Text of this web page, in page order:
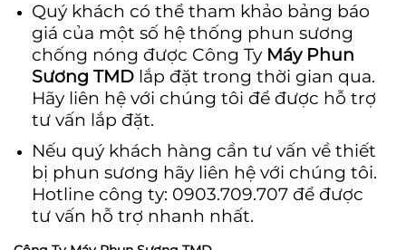
Quý khách có thể tham khảo bảng báo
giá của một số hệ thống phun sương
chống nóng được Công Ty Máy Phun
Sương TMD lắp đặt trong thời gian qua.
Hãy liên hệ với chúng tôi để được hỗ trợ
tư vấn lắp đặt.
Nếu quý khách hàng cần tư vấn về thiết
bị phun sương hãy liên hệ với chúng tôi.
Hotline công ty: 0903.709.707 để được
tư vấn hỗ trợ nhanh nhất.